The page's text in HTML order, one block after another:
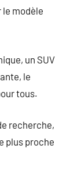
le modèle
un SUV
le
tous.
recherche,
plus proche